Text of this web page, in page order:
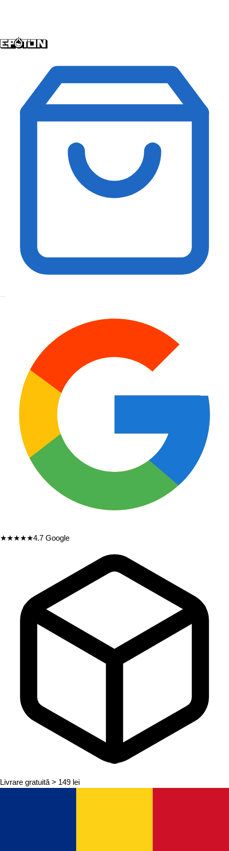
★★★★★4.7 Google
Livrare gratuită > 149 lei